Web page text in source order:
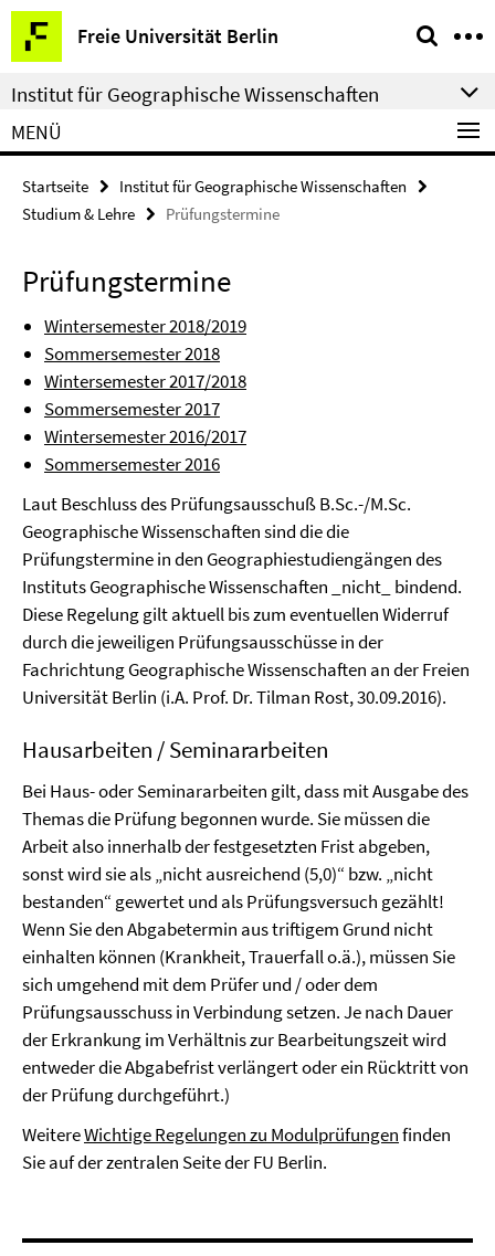
Springe
direkt
zu
Inhalt
Freie Universität Berlin
Service-
Navigation
Institut für Geographische Wissenschaften
MENÜ
Startseite
Institut für Geographische Wissenschaften
Studium & Lehre
Prüfungstermine
Prüfungstermine
Wintersemester 2018/2019
Sommersemester 2018
Wintersemester 2017/2018
Sommersemester 2017
Wintersemester 2016/2017
Sommersemester 2016
Laut Beschluss des Prüfungsausschuß B.Sc.-/M.Sc.
Geographische Wissenschaften sind die die
Prüfungstermine in den Geographiestudiengängen des
Instituts Geographische Wissenschaften _nicht_ bindend.
Diese Regelung gilt aktuell bis zum eventuellen Widerruf
durch die jeweiligen Prüfungsausschüsse in der
Fachrichtung Geographische Wissenschaften an der Freien
Universität Berlin (i.A. Prof. Dr. Tilman Rost, 30.09.2016).
Hausarbeiten / Seminararbeiten
Bei Haus- oder Seminararbeiten gilt, dass mit Ausgabe des
Themas die Prüfung begonnen wurde. Sie müssen die
Arbeit also innerhalb der festgesetzten Frist abgeben,
sonst wird sie als „nicht ausreichend (5,0)“ bzw. „nicht
bestanden“ gewertet und als Prüfungsversuch gezählt!
Wenn Sie den Abgabetermin aus triftigem Grund nicht
einhalten können (Krankheit, Trauerfall o.ä.), müssen Sie
sich umgehend mit dem Prüfer und / oder dem
Prüfungsausschuss in Verbindung setzen. Je nach Dauer
der Erkrankung im Verhältnis zur Bearbeitungszeit wird
entweder die Abgabefrist verlängert oder ein Rücktritt von
der Prüfung durchgeführt.)
WeitereWichtige Regelungen zu Modulprüfungenfinden
Sie auf der zentralen Seite der FU Berlin.